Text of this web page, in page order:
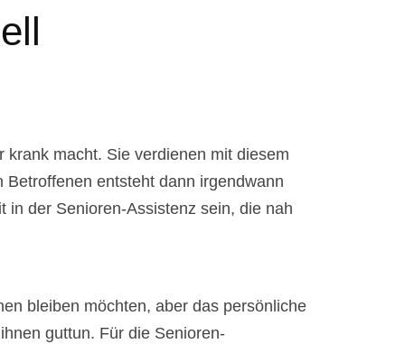
macht. Sie verdienen mit diesem
entsteht dann irgendwann
in der Senioren-Assistenz sein, die nah
bleiben möchten, aber das persönliche
guttun. Für die Senioren-